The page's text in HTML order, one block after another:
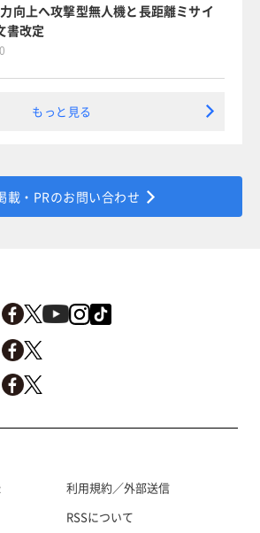
向上へ攻撃型無人機と長距離ミサイ
書改定
もっと見る
載・PRのお問い合わせ
利用規約／外部送信
RSSについて